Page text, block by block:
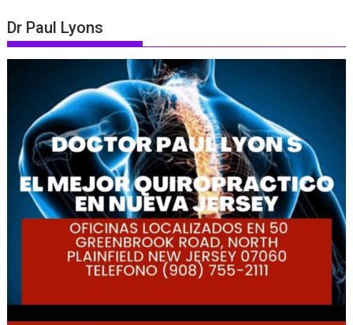
Dr Paul Lyons